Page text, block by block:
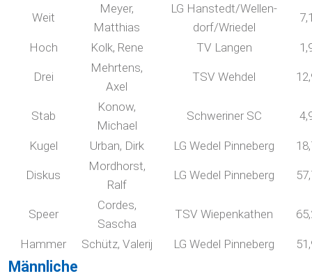
Weit
Meyer,
Matthias
LG Hanstedt/Wellen-
dorf/Wriedel
Hoch Kolk, Rene TV Langen
Drei
Mehrtens,
Axel
TSV Wehdel
Stab
Konow,
Michael
Schweriner SC
Kugel Urban, Dirk LG Wedel Pinneberg
Diskus
Mordhorst,
Ralf
LG Wedel Pinneberg
Speer
Cordes,
Sascha
TSV Wiepenkathen
Hammer Schütz, Valerij LG Wedel Pinneberg
Männliche